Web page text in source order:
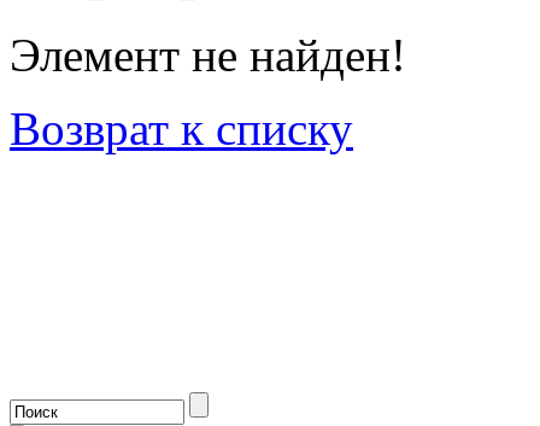
Элемент не найден!
Возврат к списку